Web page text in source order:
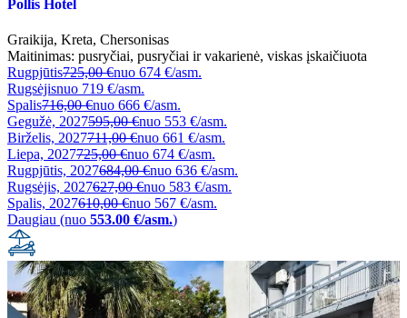
Pollis Hotel
Graikija, Kreta, Chersonisas
Maitinimas: pusryčiai, pusryčiai ir vakarienė, viskas įskaičiuota
Rugpjūtis725,00 €nuo 674 €/asm.
Rugsėjisnuo 719 €/asm.
Spalis716,00 €nuo 666 €/asm.
Gegužė, 2027595,00 €nuo 553 €/asm.
Birželis, 2027711,00 €nuo 661 €/asm.
Liepa, 2027725,00 €nuo 674 €/asm.
Rugpjūtis, 2027684,00 €nuo 636 €/asm.
Rugsėjis, 2027627,00 €nuo 583 €/asm.
Spalis, 2027610,00 €nuo 567 €/asm.
Daugiau (nuo 553.00 €/asm.)